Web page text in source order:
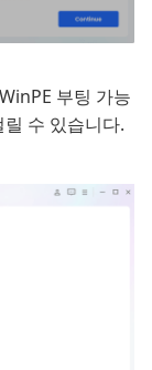
부팅 가능
수 있습니다.